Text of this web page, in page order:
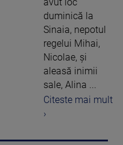
duminică la
Sinaia, nepotul
regelui Mihai,
Nicolae, și
aleasă inimii
sale, Alina ...
Citeste mai mult
›